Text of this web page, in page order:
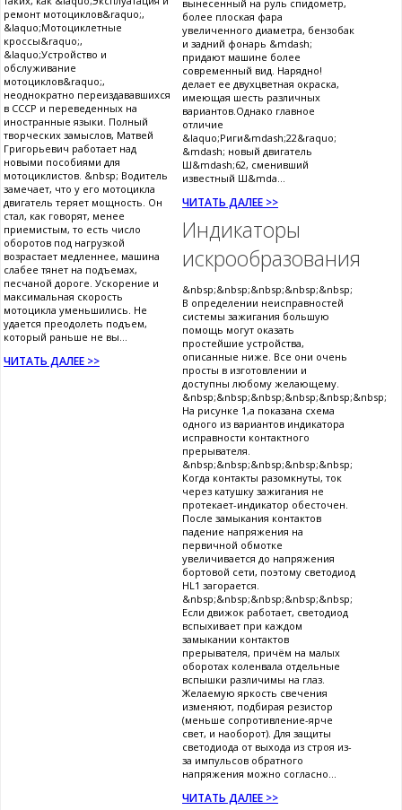
ремонт мотоциклов&raquo;,
&laquo;Мотоциклетные
кроссы&raquo;,
&laquo;Устройство и
обслуживание
мотоциклов&raquo;,
неоднократно переиздававшихся
в СССР и переведенных на
иностранные языки. Полный
творческих замыслов, Матвей
Григорьевич работает над
новыми пособиями для
мотоциклистов. &nbsp; Водитель
замечает, что у его мотоцикла
двигатель теряет мощность. Он
стал, как говорят, менее
приемистым, то есть число
оборотов под нагрузкой
возрастает медленнее, машина
слабее тянет на подъемах,
песчаной дороге. Ускорение и
максимальная скорость
мотоцикла уменьшились. Не
удается преодолеть подъем,
который раньше не вы...
ЧИТАТЬ ДАЛЕЕ >>
вынесенный на руль спидометр,
более плоская фара
увеличенного диаметра, бензобак
и задний фонарь &mdash;
придают машине более
современный вид. Нарядно!
делает ее двухцветная окраска,
имеющая шесть различных
вариантов.Однако главное
отличие
&laquo;Риги&mdash;22&raquo;
&mdash; новый двигатель
Ш&mdash;62, сменивший
известный Ш&mda...
ЧИТАТЬ ДАЛЕЕ >>
Индикаторы
искрообразования
&nbsp;&nbsp;&nbsp;&nbsp;&nbsp;
В определении неисправностей
системы зажигания большую
помощь могут оказать
простейшие устройства,
описанные ниже. Все они очень
просты в изготовлении и
доступны любому желающему.
&nbsp;&nbsp;&nbsp;&nbsp;&nbsp;&nbsp;
На рисунке 1,а показана схема
одного из вариантов индикатора
исправности контактного
прерывателя.
&nbsp;&nbsp;&nbsp;&nbsp;&nbsp;
Когда контакты разомкнуты, ток
через катушку зажигания не
протекает-индикатор обесточен.
После замыкания контактов
падение напряжения на
первичной обмотке
увеличивается до напряжения
бортовой сети, поэтому светодиод
HL1 загорается.
&nbsp;&nbsp;&nbsp;&nbsp;&nbsp;
Если движок работает, светодиод
вспыхивает при каждом
замыкании контактов
прерывателя, причём на малых
оборотах коленвала отдельные
вспышки различимы на глаз.
Желаемую яркость свечения
изменяют, подбирая резистор
(меньше сопротивление-ярче
свет, и наоборот). Для защиты
светодиода от выхода из строя из-
за импульсов обратного
напряжения можно согласно...
ЧИТАТЬ ДАЛЕЕ >>